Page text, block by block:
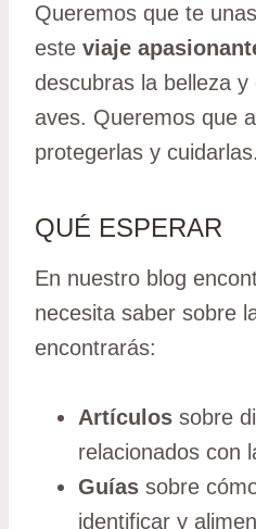
Queremos que te
este viaje
descubras la belleza
aves. Queremos que
protegerlas y cuidarlas.
QUÉ ESPERAR
En nuestro blog
necesita saber sobre
encontrarás:
Artículos sobre
relacionados con
Guías sobre
identificar y